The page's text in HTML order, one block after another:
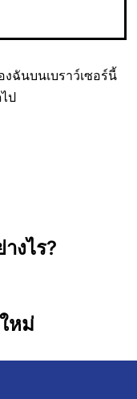
ฉันบนเบราว์เซอร์นี้
ป
งไร?
หม่